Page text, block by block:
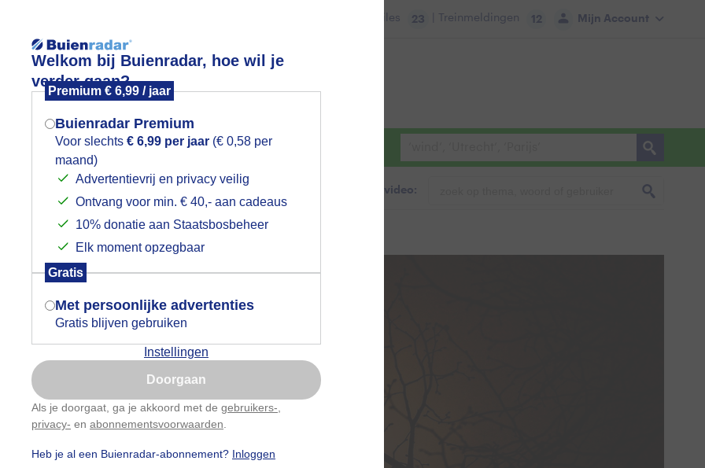
Welkom bij Buienradar, hoe wil je
verder gaan?
Premium € 6,99 / jaar
Buienradar Premium
Voor slechts € 6,99 per jaar (€ 0,58 per
maand)
Advertentievrij en privacy veilig
Ontvang voor min. € 40,- aan cadeaus
10% donatie aan Staatsbosbeheer
Elk moment opzegbaar
Gratis
Met persoonlijke advertenties
Gratis blijven gebruiken
Instellingen
Doorgaan
Als je doorgaat, ga je akkoord met de gebruikers-
privacy- en abonnementsvoorwaarden
Heb je al een Buienradar-abonnement? Inloggen
Mijn Account
Files 23 | Treinmeldingen 12
Foto en video Weerzine
Zoeken in foto & video:
Mogen we je locatie gebruiken voor
het weer?
Indien je hier nog geen akkoord op hebt
gegeven, verschijnt er zo een pop-up uit
je browser waarin deze toestemming
gevraagd wordt.
Is goed, toon de popup
Nu niet, misschien later
Gebruik je Safari en wil je niet elke dag deze pop-up
Klikhierom dit aan te passen